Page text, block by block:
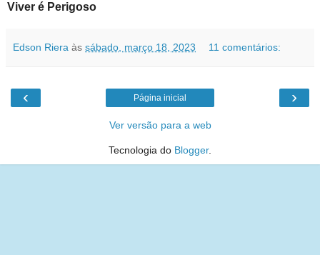
Viver é Perigoso
Edson Riera às sábado, março 18, 2023 11 comentários:
‹ ›
Página inicial
Ver versão para a web
Tecnologia do Blogger.